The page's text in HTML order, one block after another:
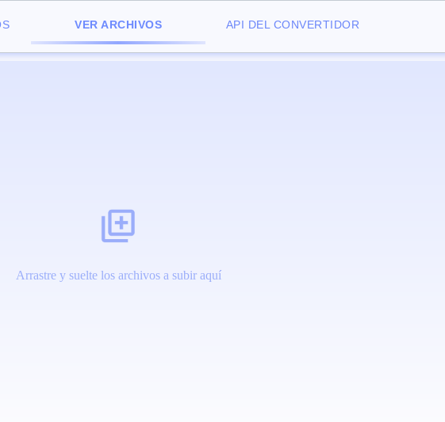
VER ARCHIVOS API DEL CONVERTIDOR
Arrastre y suelte los archivos a subir aquí